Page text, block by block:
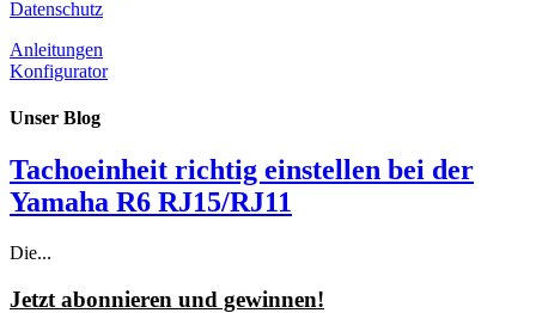
Datenschutz
Anleitungen
Konfigurator
Unser Blog
Tachoeinheit richtig einstellen bei der
Yamaha R6 RJ15/RJ11
Die...
Jetzt abonnieren und gewinnen!